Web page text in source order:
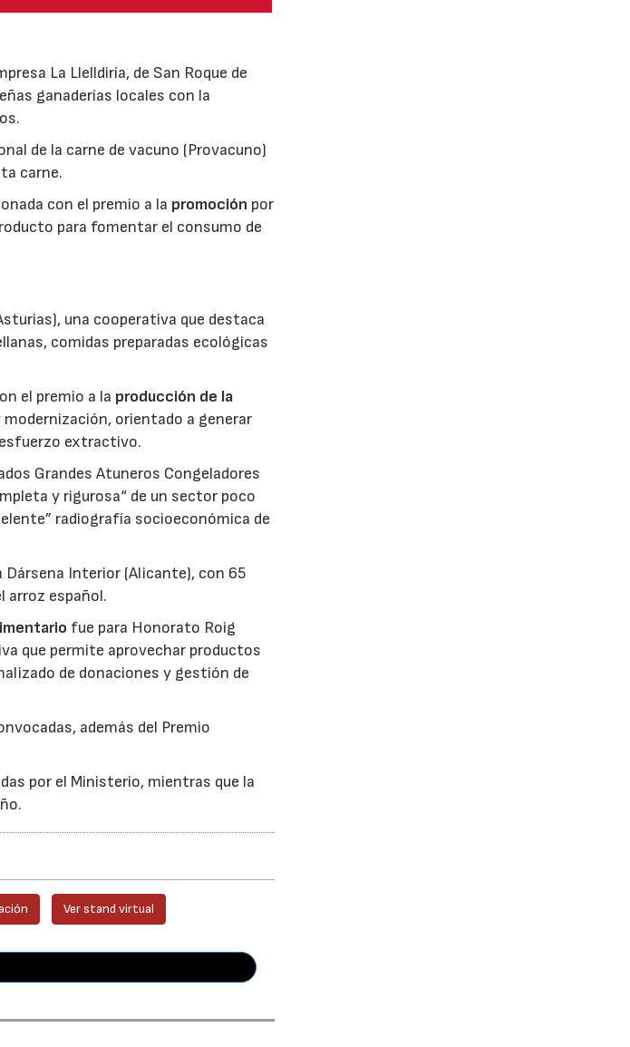
La Llelldiría, de San Roque de
ganaderías locales con la
de la carne de vacuno (Provacuno)
carne.
con el premio a la promoción por
para fomentar el consumo de
una cooperativa que destaca
comidas preparadas ecológicas
el premio a la producción de la
orientado a generar
extractivo.
Grandes Atuneros Congeladores
y rigurosa“ de un sector poco
radiografía socioeconómica de
Dársena Interior (Alicante), con 65
arroz español.
fue para Honorato Roig
que permite aprovechar productos
de donaciones y gestión de
además del Premio
por el Ministerio, mientras que la
Ver stand virtual